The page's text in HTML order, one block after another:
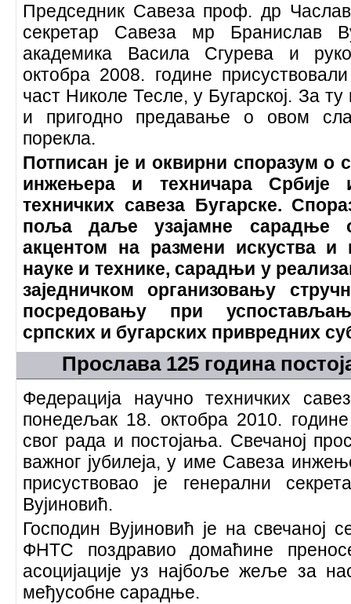
Председник Савеза проф. др
секретар Савеза мр Бранислав
академика Васила Сгурева и
октобра 2008. године
част Николе Тесле, у Бугарској. За
и пригодно предавање о овом
порекла.
Потписан је и оквирни споразум о
инжењера и техничара Србије
техничких савеза Бугарске.
поља даље узајамне сарадње
акцентом на размени искуства
науке и технике, сарадњи у
заједничком организовању
посредовању при
српских и бугарских привредних
Прослава 125 година
Федерација научно техничких
понедељак 18. октобра 2010.
свог рада и постојања. Свечаној
важног јубилеја, у име Савеза
присуствовао је генерални
Вујиновић.
Господин Вујиновић је на свечаној
ФНТС поздравио домаћине
асоцијације уз најбоље жеље за
међусобне сарадње.